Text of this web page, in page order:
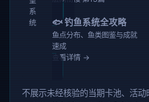
系
统
🐟 钓鱼系统全攻略
鱼点分布、鱼类图鉴与成就
速成
查看详情 →
不展示未经核验的当期卡池、活